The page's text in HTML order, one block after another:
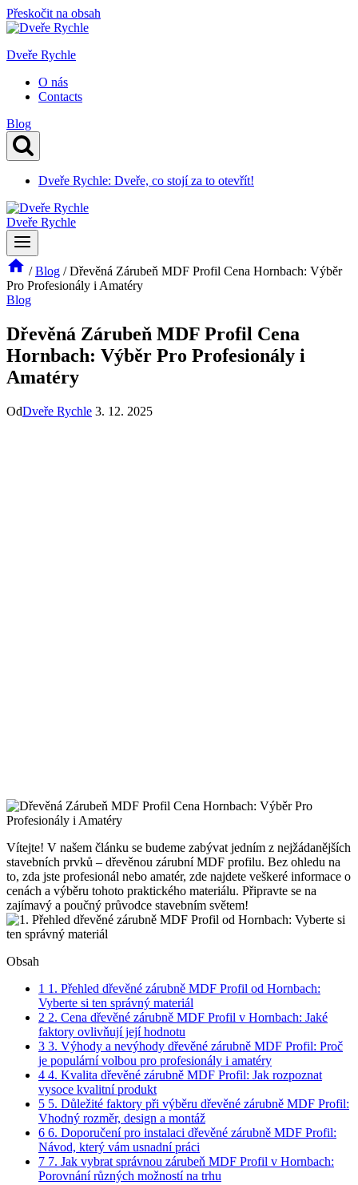
Přeskočit na obsah
Dveře Rychle
O nás
Contacts
Blog
Dveře Rychle: Dveře, co stojí za to otevřít!
Dveře Rychle
/ Blog / Dřevěná Zárubeň MDF Profil Cena Hornbach: Výběr
Pro Profesionály i Amatéry
Blog
Dřevěná Zárubeň MDF Profil Cena
Hornbach: Výběr Pro Profesionály i
Amatéry
OdDveře Rychle 3. 12. 2025
Vítejte! V našem článku se budeme zabývat jedním z nejžádanějších
stavebních prvků – dřevěnou zárubní MDF profilu. Bez ohledu na
to, zda jste profesionál nebo amatér, zde najdete veškeré informace o
cenách a výběru tohoto praktického materiálu. Připravte se na
zajímavý a poučný průvodce stavebním světem!
Obsah
1 1. Přehled dřevěné zárubně MDF Profil od Hornbach:
Vyberte si ten správný materiál
2 2. Cena dřevěné zárubně MDF Profil v Hornbach: Jaké
faktory ovlivňují její hodnotu
3 3. Výhody a nevýhody dřevěné zárubně MDF Profil: Proč
je populární volbou pro profesionály i amatéry
4 4. Kvalita dřevěné zárubně MDF Profil: Jak rozpoznat
vysoce kvalitní produkt
5 5. Důležité faktory při výběru dřevěné zárubně MDF Profil:
Vhodný rozměr, design a montáž
6 6. Doporučení pro instalaci dřevěné zárubně MDF Profil:
Návod, který vám usnadní práci
7 7. Jak vybrat správnou zárubeň MDF Profil v Hornbach:
Porovnání různých možností na trhu